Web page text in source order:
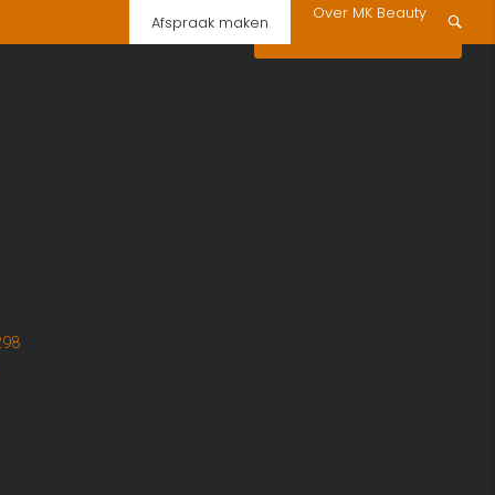
Afspraak maken Over MK Beauty
Prijzen